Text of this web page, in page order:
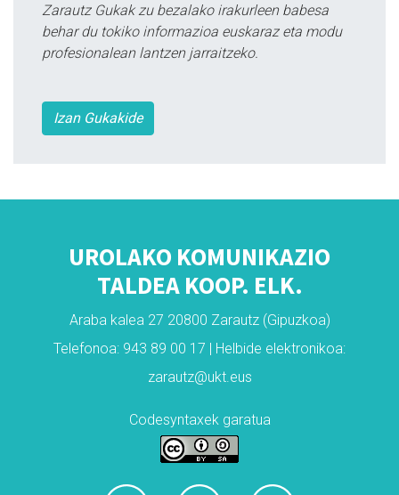
Zarautz Gukak zu bezalako irakurleen babesa
behar du tokiko informazioa euskaraz eta modu
profesionalean lantzen jarraitzeko.
Izan Gukakide
UROLAKO KOMUNIKAZIO
TALDEA KOOP. ELK.
Araba kalea 27 20800 Zarautz (Gipuzkoa)
Telefonoa: 943 89 00 17 | Helbide elektronikoa:
zarautz@ukt.eus
Codesyntaxek garatua